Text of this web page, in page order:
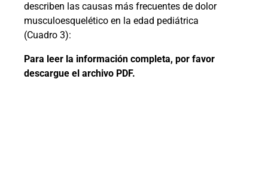
describen las causas más frecuentes de dolor
musculoesquelético en la edad pediátrica
(Cuadro 3):
Para leer la información completa, por favor
descargue el archivo PDF.